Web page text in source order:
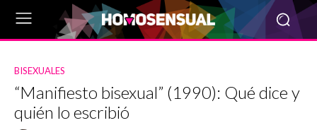
BISEXUALES
“Manifiesto bisexual” (1990): Qué dice y
quién lo escribió